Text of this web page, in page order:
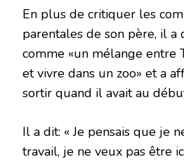
En plus de critiquer les
parentales de son père, il a
comme «un mélange entre
et vivre dans un zoo» et a
sortir quand il avait au
Il a dit: « Je pensais que je
travail, je ne veux pas être